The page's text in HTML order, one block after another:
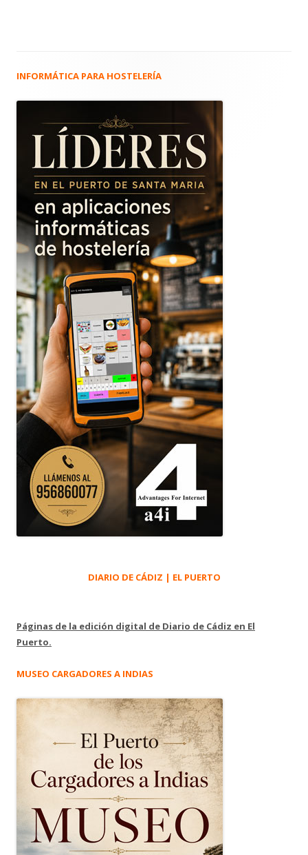
Barra
principal
INFORMÁTICA PARA HOSTELERÍA
DIARIO DE CÁDIZ | EL PUERTO
Páginas de la edición digital de Diario de Cádiz en El
Puerto.
MUSEO CARGADORES A INDIAS